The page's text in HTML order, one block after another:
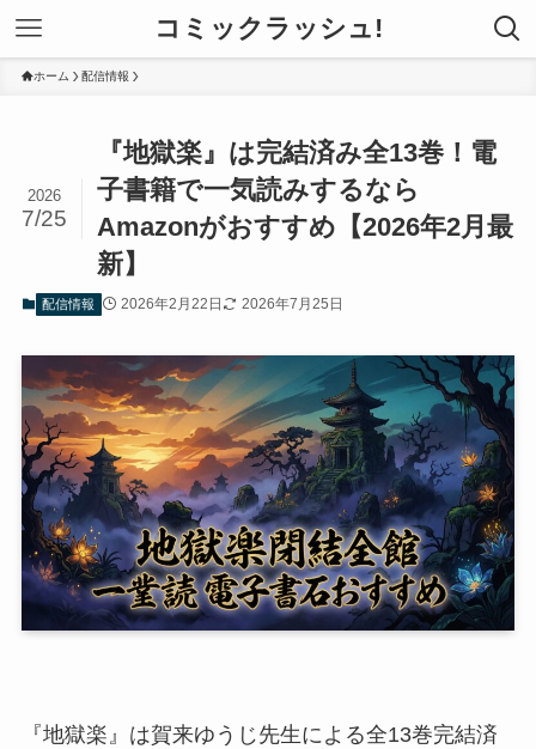
コミックラッシュ!
ホーム 配信情報
『地獄楽』は完結済み全13巻！電
子書籍で一気読みするなら
Amazonがおすすめ【2026年2月最
新】
2026
7/25
配信情報 2026年2月22日 2026年7月25日
『地獄楽』は賀来ゆうじ先生による全13巻完結済